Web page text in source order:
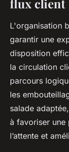
flux client
L'organisation
garantir une
disposition
la circulation
parcours
les
salade
à favoriser une
l’attente et